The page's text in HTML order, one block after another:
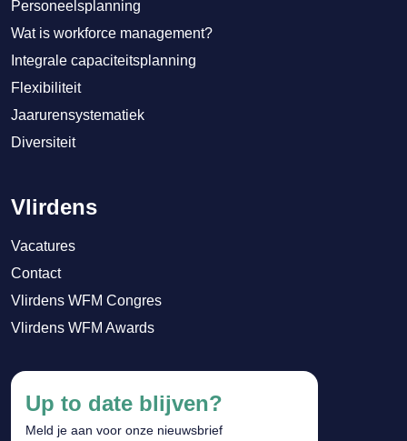
Personeelsplanning
Wat is workforce management?
Integrale capaciteitsplanning
Flexibiliteit
Jaarurensystematiek
Diversiteit
Vlirdens
Vacatures
Contact
Vlirdens WFM Congres
Vlirdens WFM Awards
Up to date blijven?
Meld je aan voor onze nieuwsbrief